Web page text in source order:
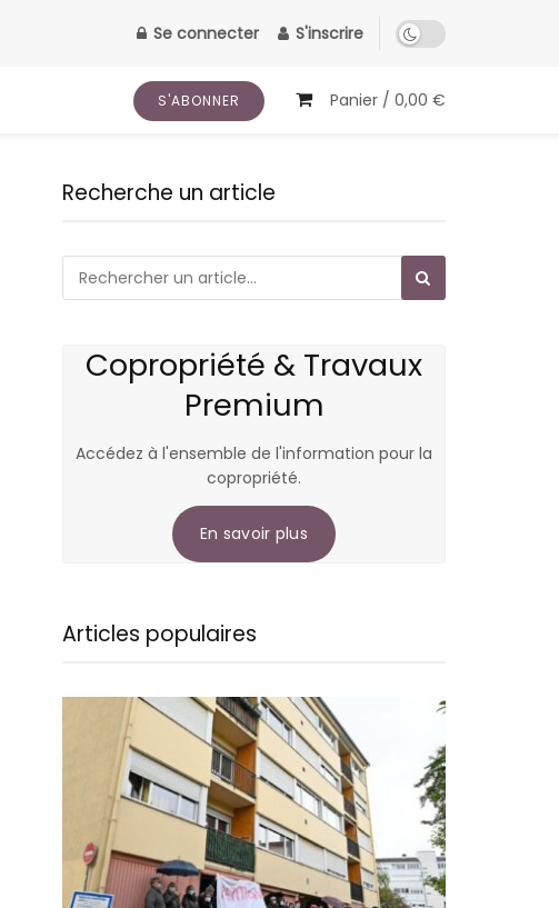
Se connecter S'inscrire
S'ABONNER Panier / 0,00 €
Recherche un article
Copropriété & Travaux
Premium
Accédez à l'ensemble de l'information pour la
copropriété.
En savoir plus
Articles populaires